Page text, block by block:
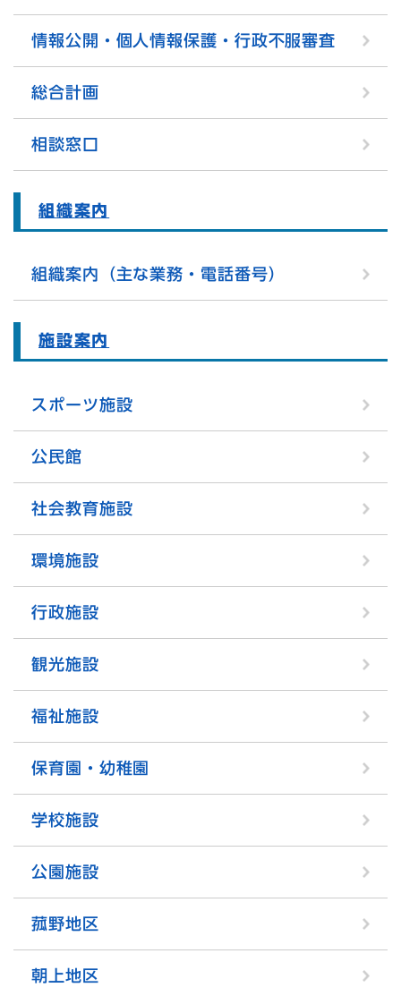
情報公開・個人情報保護・行政不服審査
総合計画
相談窓口
組織案内
組織案内（主な業務・電話番号）
施設案内
スポーツ施設
公民館
社会教育施設
環境施設
行政施設
観光施設
福祉施設
保育園・幼稚園
学校施設
公園施設
菰野地区
朝上地区